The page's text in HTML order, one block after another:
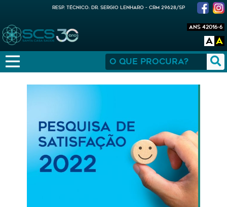
ANS 42016-6
RESP. TÉCNICO: DR. SERGIO LENHARO - CRM 29628/SP
A A